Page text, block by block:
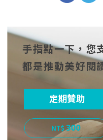
cebo
ok
witt
er
手指點一下，您
都是推動美好閱
定期贊助
300